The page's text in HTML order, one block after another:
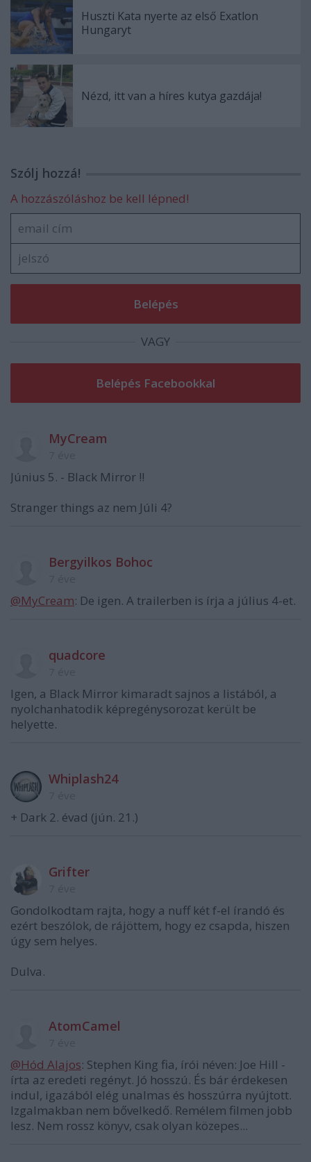
Huszti Kata nyerte az első Exatlon
Hungaryt
Nézd, itt van a híres kutya gazdája!
Szólj hozzá!
A hozzászóláshoz be kell lépned!
VAGY
MyCream
Június 5. - Black Mirror !!
Stranger things az nem Júli 4?
Bergyilkos Bohoc
@MyCream: De igen. A trailerben is írja a július 4-et.
quadcore
Igen, a Black Mirror kimaradt sajnos a listából, a
nyolchanhatodik képregénysorozat került be
helyette.
Whiplash24
+ Dark 2. évad (jún. 21.)
Grifter
Gondolkodtam rajta, hogy a nuff két f-el írandó és
ezért beszólok, de rájöttem, hogy ez csapda, hiszen
úgy sem helyes.
Dulva.
AtomCamel
@Hód Alajos: Stephen King fia, írói néven: Joe Hill -
írta az eredeti regényt. Jó hosszú. És bár érdekesen
indul, igazából elég unalmas és hosszúrra nyújtott.
Izgalmakban nem bővelkedő. Remélem filmen jobb
lesz. Nem rossz könyv, csak olyan közepes...